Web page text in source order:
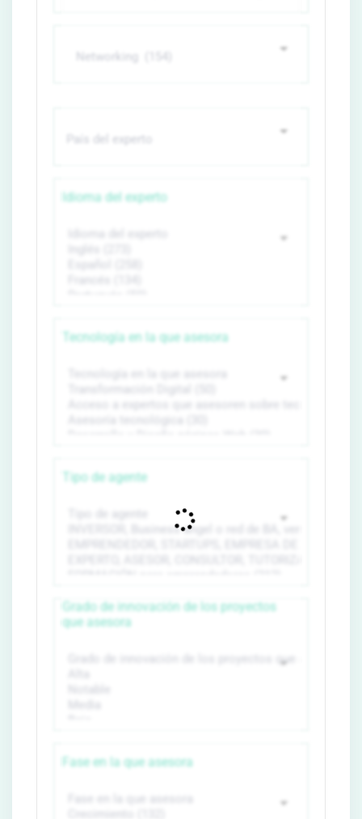
Idioma del experto
Tecnología en la que asesora
Tipo de agente
Grado de innovación de los proyectos
que asesora
Fase en la que asesora